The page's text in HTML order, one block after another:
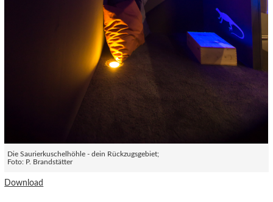
Die Saurierkuschelhöhle - dein Rückzugsgebiet;
Foto: P. Brandstätter
Download